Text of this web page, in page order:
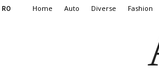
Home Auto Diverse Fashion